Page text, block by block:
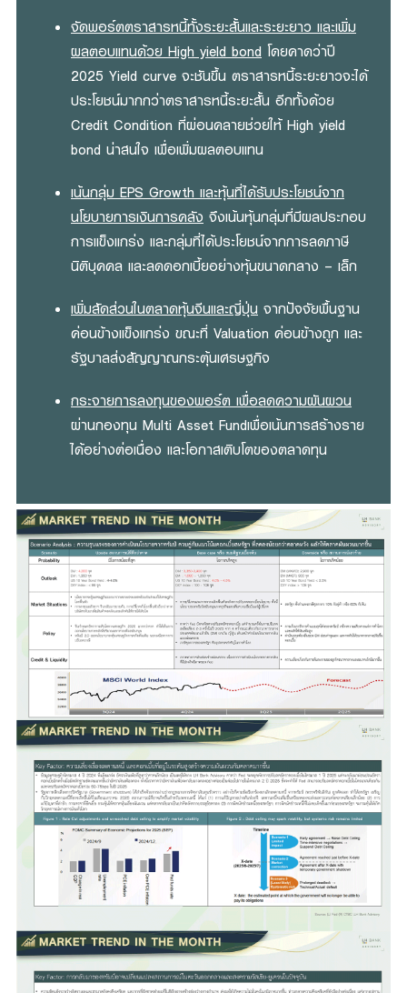
จัดพอร์ตตราสารหนี้ทั้งระยะสั้นและระยะยาว และเพิ่ม
ผลตอบแทนด้วย High yield bond โดยคาดว่าปี
2025 Yield curve จะชันขึ้น ตราสารหนี้ระยะยาวจะได้
ประโยชน์มากกว่าตราสารหนี้ระยะสั้น อีกทั้งด้วย
Credit Condition ที่ผ่อนคลายช่วยให้ High yield
bond น่าสนใจ เพื่อเพิ่มผลตอบแทน
เน้นกลุ่ม EPS Growth และหุ้นที่ได้รับประโยชน์จาก
นโยบายการเงินการคลัง จึงเน้นหุ้นกลุ่มที่มีผลประกอบ
การแข็งแกร่ง และกลุ่มที่ได้ประโยชน์จากการลดภาษี
นิติบุคคล และลดดอกเบี้ยอย่างหุ้นขนาดกลาง – เล็ก
เพิ่มสัดส่วนในตลาดหุ้นจีนและญี่ปุ่น จากปัจจัยพื้นฐาน
ค่อนข้างแข็งแกร่ง ขณะที่ Valuation ค่อนข้างถูก และ
รัฐบาลส่งสัญญาณกระตุ้นเศรษฐกิจ
กระจายการลงทุนของพอร์ต เพื่อลดความผันผวน
ผ่านกองทุน Multi Asset Fundเพื่อเน้นการสร้างราย
ได้อย่างต่อเนื่อง และโอกาสเติบโตของตลาดทุน